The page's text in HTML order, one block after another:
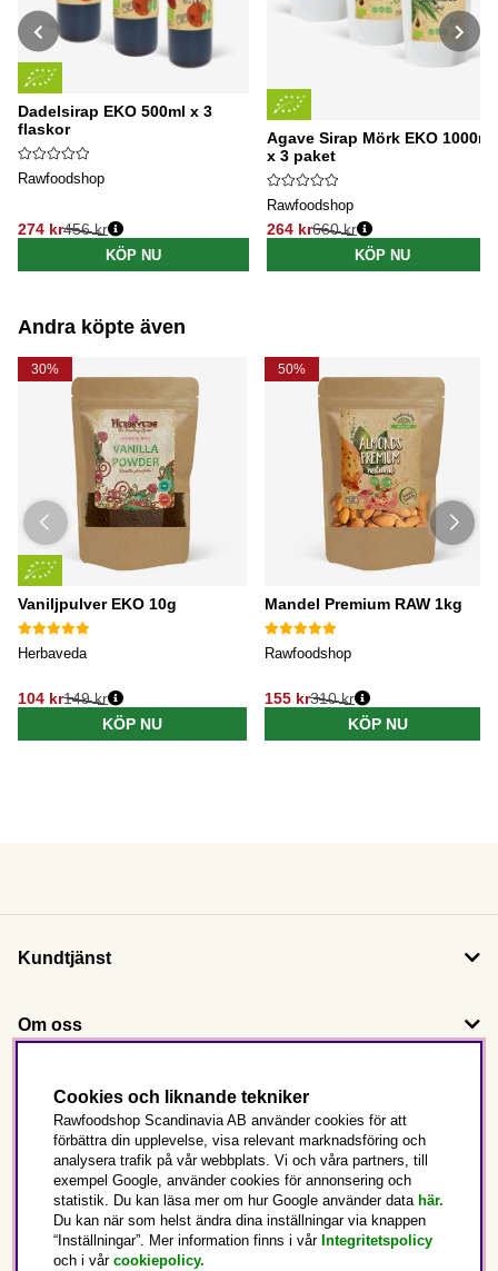
Dadelsirap EKO 500ml x 3
flaskor
Rawfoodshop
274 kr
Ordinarie pris:
456 kr
KÖP NU
Agave Sirap Mörk EKO 1000ml
x 3 paket
Rawfoodshop
264 kr
Ordinarie pris:
660 kr
KÖP NU
Andra köpte även
30%
Vaniljpulver EKO 10g
Herbaveda
104 kr149 kr
KÖP NU
50%
Mandel Premium RAW 1kg
Rawfoodshop
155 kr310 kr
KÖP NU
Kundtjänst
Om oss
Följ oss
Det här är Rawfoodshop
Sverige
Cookies och liknande tekniker
Rawfoodshop Scandinavia AB använder cookies för att
förbättra din upplevelse, visa relevant marknadsföring och
analysera trafik på vår webbplats. Vi och våra partners, till
exempel Google, använder cookies för annonsering och
statistik. Du kan läsa mer om hur Google använder data här.
Du kan när som helst ändra dina inställningar via knappen
“Inställningar”. Mer information finns i vår Integritetspolicy
och i vår cookiepolicy.